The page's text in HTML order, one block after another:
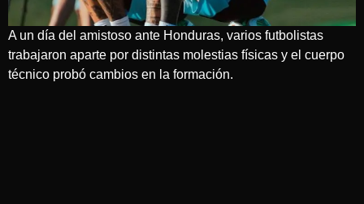
A un día del amistoso ante Honduras, varios futbolistas
trabajaron aparte por distintas molestias físicas y el cuerpo
técnico probó cambios en la formación.